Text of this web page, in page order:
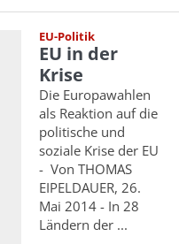
EU-Politik
EU in der
Krise
Die Europawahlen
als Reaktion auf die
politische und
soziale Krise der EU
- Von THOMAS
EIPELDAUER, 26.
Mai 2014 - In 28
Ländern der ...